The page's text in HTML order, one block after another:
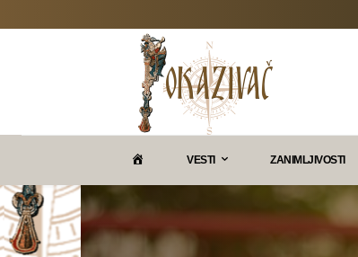
VESTI ZANIMLJIVOSTI